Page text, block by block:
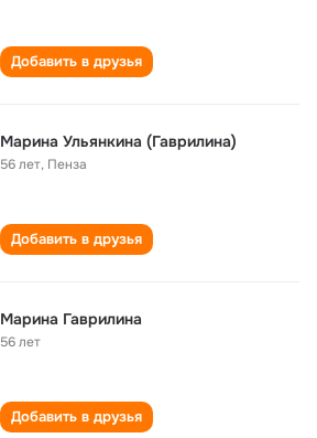
Добавить в друзья
Марина Ульянкина (Гаврилина)
56 лет, Пенза
Добавить в друзья
Марина Гаврилина
56 лет
Добавить в друзья